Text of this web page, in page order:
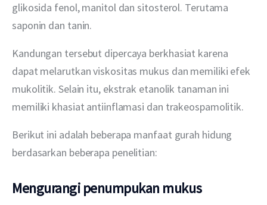
glikosida fenol, manitol dan sitosterol. Terutama
saponin dan tanin.
Kandungan tersebut dipercaya berkhasiat karena
dapat melarutkan viskositas mukus dan memiliki efek
mukolitik. Selain itu, ekstrak etanolik tanaman ini
memiliki khasiat antiinflamasi dan trakeospamolitik.
Berikut ini adalah beberapa manfaat gurah hidung
berdasarkan beberapa penelitian:
Mengurangi penumpukan mukus